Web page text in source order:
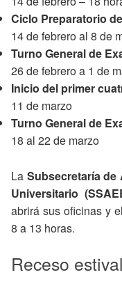
Ciclo Preparatorio
14 de febrero al 8 de
Turno General de
26 de febrero a 1 de
Inicio del primer
11 de marzo
Turno General de
18 al 22 de marzo
La Subsecretaría
Universitario
abrirá sus oficinas y
8 a 13 horas.
Receso estival